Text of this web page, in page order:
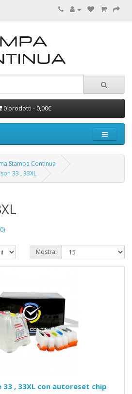
0 prodotti - 0,00€
Stampa Continua
33 , 33XL
Mostra:
33 , 33XL con autoreset chip